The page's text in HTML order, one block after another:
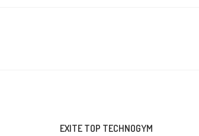
EXITE TOP TECHNOGYM